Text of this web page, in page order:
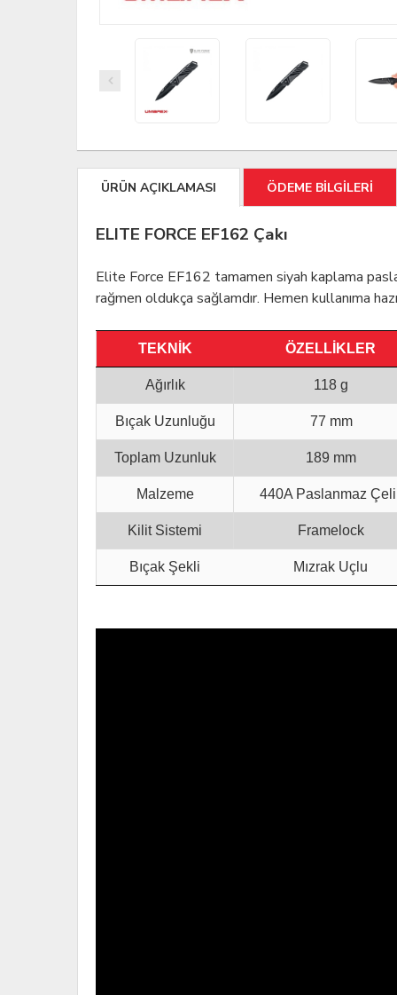
ÜRÜN AÇIKLAMASI ÖDEME BİLGİLERİ
ELITE FORCE EF162 Çakı
Elite Force EF162 tamamen siyah kaplama
rağmen oldukça sağlamdır. Hemen kullanıma
TEKNİK ÖZELLİKLER
Ağırlık 118 g
Bıçak Uzunluğu 77 mm
Toplam Uzunluk 189 mm
Malzeme 440A Paslanmaz
Kilit Sistemi Framelock
Bıçak Şekli Mızrak Uçlu